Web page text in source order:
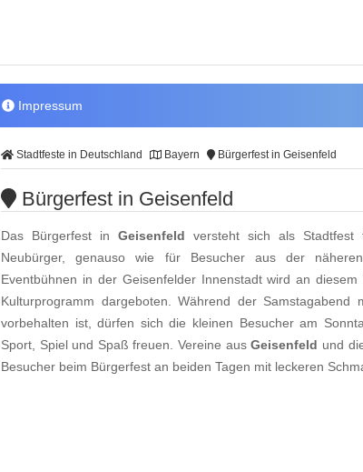
Impressum
Stadtfeste in Deutschland Bayern Bürgerfest in Geisenfeld
Bürgerfest in Geisenfeld
Das Bürgerfest in Geisenfeld versteht sich als Stadtfest
Neubürger, genauso wie für Besucher aus der
Eventbühnen in der Geisenfelder Innenstadt wird an
Kulturprogramm dargeboten. Während der Samstagabend
vorbehalten ist, dürfen sich die kleinen Besucher am
Sport, Spiel und Spaß freuen. Vereine ausGeisenfeld und
Besucher beim Bürgerfest an beiden Tagen mit leckeren